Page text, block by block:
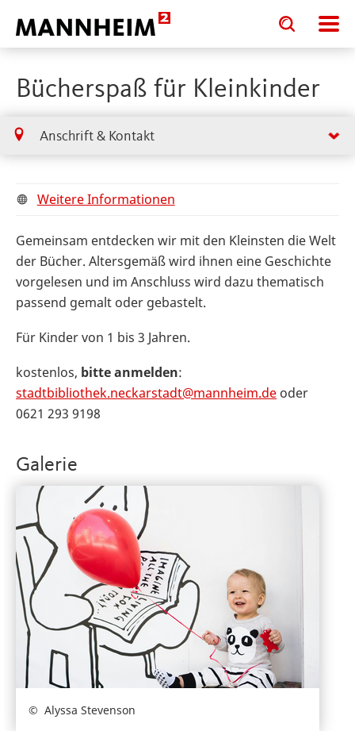
Toggle
search
input
Toggle
search
input
Bücherspaß für Kleinkinder
Anschrift & Kontakt
Weitere Informationen
Gemeinsam entdecken wir mit den Kleinsten die Welt
der Bücher. Altersgemäß wird ihnen eine Geschichte
vorgelesen und im Anschluss wird dazu thematisch
passend gemalt oder gebastelt.
Für Kinder von 1 bis 3 Jahren.
kostenlos, bitte anmelden:
stadtbibliothek.neckarstadt@mannheim.de oder
0621 293 9198
Galerie
Alyssa Stevenson